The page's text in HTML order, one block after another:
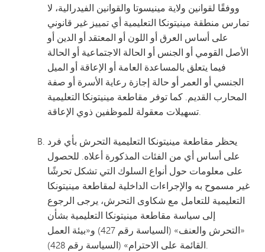
ووفقًا لقوانين ولاية مينيسوتا والقوانين الفيدرالية، لا
تمارس منطقة مينيتونكا التعليمية أي تمييز غير قانوني
على أساس العرق أو اللون أو المعتقد أو الدين أو
الأصل القومي أو الجنس أو الحالة الاجتماعية أو الحالة
فيما يتعلق بالمساعدة العامة أو الإعاقة أو الميل
الجنسي أو العمر أو حالة إجازة رعاية الأسرة أو صفة
المحارب القديم. كما توفر مقاطعة مينيتونكا التعليمية
تسهيلات معقولة للموظفين ذوي الإعاقة.
يحظر مقاطعة مينيتونكا التعليمية التحرش بأي فرد
على أساس أي من الفئات المذكورة أعلاه. للحصول
على معلومات حول أنواع السلوك التي تشكل تحرشًا
غير مسموح به والإجراءات الداخلية لمقاطعة مينيتونكا
التعليمية للتعامل مع شكاوى التحرش، يرجى الرجوع
إلى سياسة مقاطعة مينيتونكا التعليمية بشأن
«التحرش والعنف» (السياسة رقم 427) و«بيئة العمل
القائمة على الاحترام» (السياسة رقم 428).